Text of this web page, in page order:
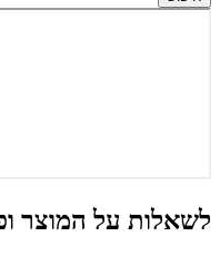
לשאלות על המוצר